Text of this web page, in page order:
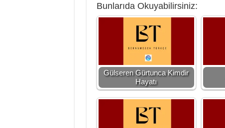
Bunlarıda Okuyabilirsiniz:
Gülseren Gürtunca Kimdir
Hayatı